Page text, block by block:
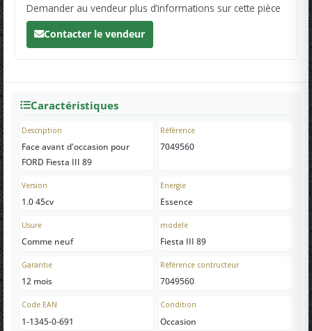
Demander au vendeur plus d’informations sur cette pièce
Contacter le vendeur
Caractéristiques
Description
Face avant d'occasion pour
FORD Fiesta III 89
Référence
7049560
Version
1.0 45cv
Energie
Essence
Usure
Comme neuf
modele
Fiesta III 89
Garantie
12 mois
Référence contructeur
7049560
Code EAN
1-1345-0-691
Condition
Occasion